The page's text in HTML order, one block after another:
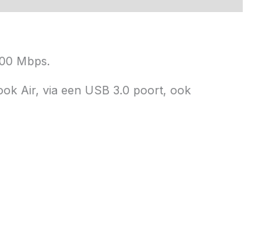
Mbps.
Air, via een USB 3.0 poort, ook